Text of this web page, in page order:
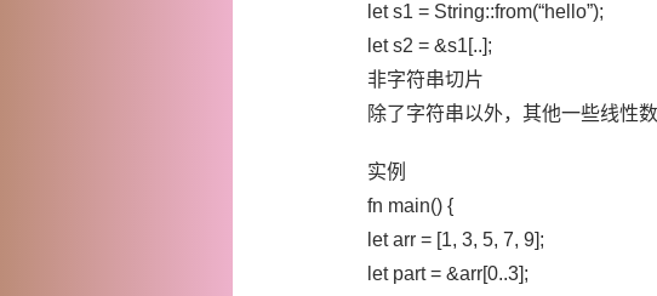
let s1 = String::from(“hello”);
let s2 = &s1[..];
非字符串切片
除了字符串以外，其他一些线性
实例
fn main() {
let arr = [1, 3, 5, 7, 9];
let part = &arr[0..3];